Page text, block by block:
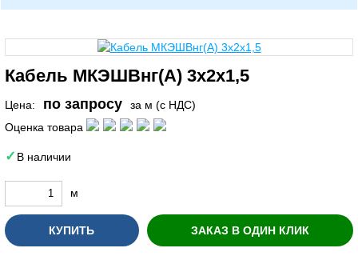
Кабель МКЭШВнг(А) 3х2х1,5
Цена: по запросу
за м (с НДС)
Оценка товара
В наличии
м
КУПИТЬ ЗАКАЗ В ОДИН КЛИК